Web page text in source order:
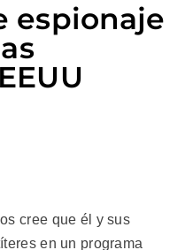
espionaje
cree que él y sus
en un programa